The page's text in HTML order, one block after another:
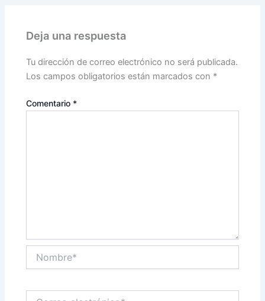
Deja una respuesta
Tu dirección de correo electrónico no será publicada.
Los campos obligatorios están marcados con *
Comentario *